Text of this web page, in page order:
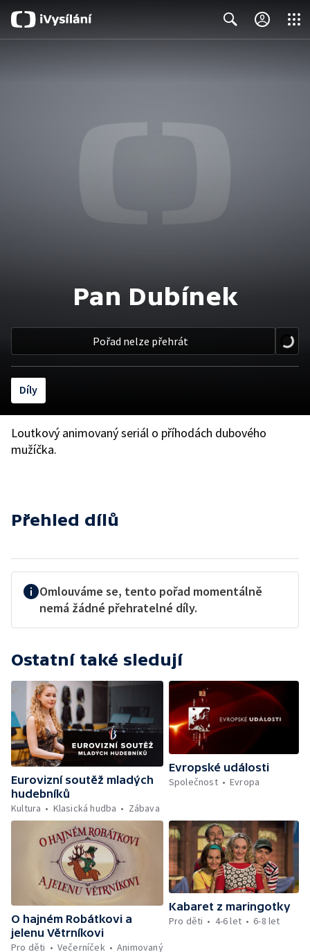
Pan Dubínek
Pořad nelze přehrát
Díly
Loutkový animovaný seriál o příhodách dubového
mužíčka.
Přehled dílů
Omlouváme se, tento pořad momentálně
nemá žádné přehratelné díly.
Ostatní také sledují
Eurovizní soutěž mladých
hudebníků
Kultura
Klasická hudba Zábava
Evropské události
Společnost
Evropa
O hajném Robátkovi a
jelenu Větrníkovi
Pro děti
Večerníček Animovaný
Kabaret z maringotky
Pro děti
4-6 let 6-8 let